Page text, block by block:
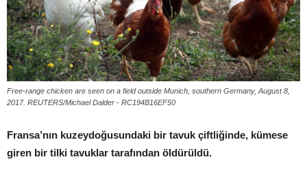
Free-range chicken are seen on a field outside Munich, southern Germany, August 8,
2017. REUTERS/Michael Dalder - RC194B16EF50
Fransa’nın kuzeydoğusundaki bir tavuk çiftliğinde, kümese
giren bir tilki tavuklar tarafından öldürüldü.